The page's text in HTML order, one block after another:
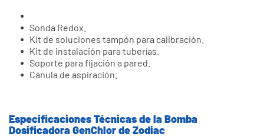
Sonda Redox.
Kit de soluciones tampón para calibración.
Kit de instalación para tuberías.
Soporte para fijación a pared.
Cánula de aspiración.
Especificaciones Técnicas de la Bomba
Dosificadora GenChlor de Zodiac